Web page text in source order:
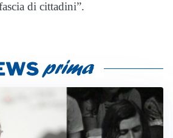
di cittadini”.